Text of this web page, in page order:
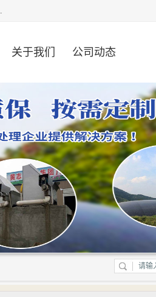
计、销售与施工，并提供污水处理整体解决方案。
关于我们 公司动态